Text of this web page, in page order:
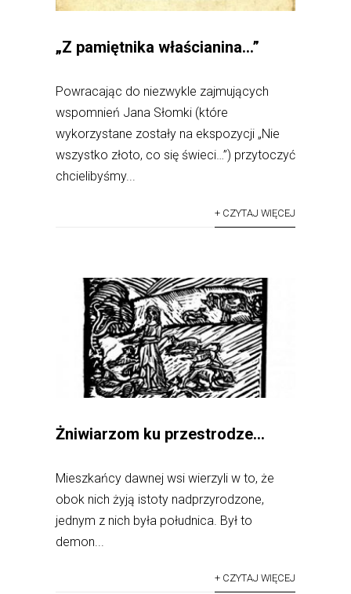
„Z pamiętnika właścianina…”
Powracając do niezwykle zajmujących
wspomnień Jana Słomki (które
wykorzystane zostały na ekspozycji „Nie
wszystko złoto, co się świeci…”) przytoczyć
chcielibyśmy...
+ CZYTAJ WIĘCEJ
Żniwiarzom ku przestrodze…
Mieszkańcy dawnej wsi wierzyli w to, że
obok nich żyją istoty nadprzyrodzone,
jednym z nich była południca. Był to
demon...
+ CZYTAJ WIĘCEJ